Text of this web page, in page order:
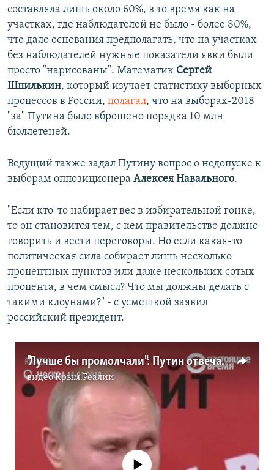
составляла лишь около 60%, в то время как на
участках, где наблюдателей не было - более 80%,
что дало основания предполагать, что на участках
без наблюдателей нужные показатели явки были
просто "нарисованы". Математик Сергей
Шпилькин, который изучает статистику выборных
процессов в России, полагал, что на выборах-2018
"за" Путина было вброшено порядка 10 млн
бюллетеней.
Ведущий также задал Путину вопрос о недопуске к
выборам оппозиционера Алексея Навального.
"Если кто-то набирает вес в избирательной гонке,
то он становится тем, с кем правительство должно
говорить и вести переговоры. Но если какая-то
политическая сила собирает лишь несколько
процентных пунктов или даже нескольких сотых
процента, в чем смысл? Что мы должны делать с
такими клоунами?" - с усмешкой заявил
российский президент.
"Лучше бы промолчали": Путин отвечает на критику Запада за недопуск Навального к выборам
видеоКрым.Реалии
No media source currently available